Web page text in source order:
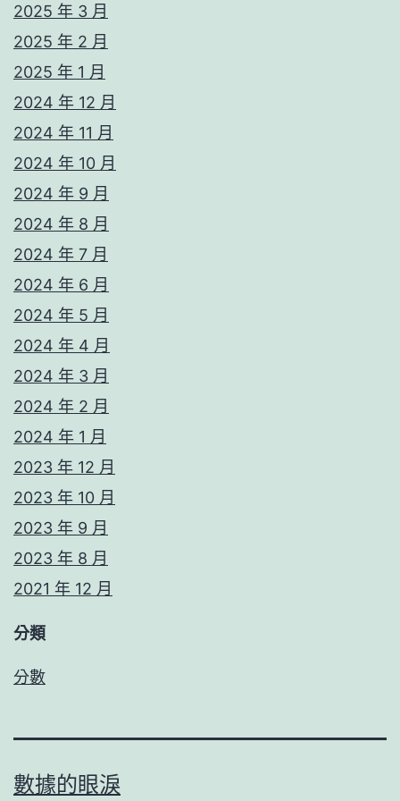
2025 年 3 月
2025 年 2 月
2025 年 1 月
2024 年 12 月
2024 年 11 月
2024 年 10 月
2024 年 9 月
2024 年 8 月
2024 年 7 月
2024 年 6 月
2024 年 5 月
2024 年 4 月
2024 年 3 月
2024 年 2 月
2024 年 1 月
2023 年 12 月
2023 年 10 月
2023 年 9 月
2023 年 8 月
2021 年 12 月
分類
分數
數據的眼淚